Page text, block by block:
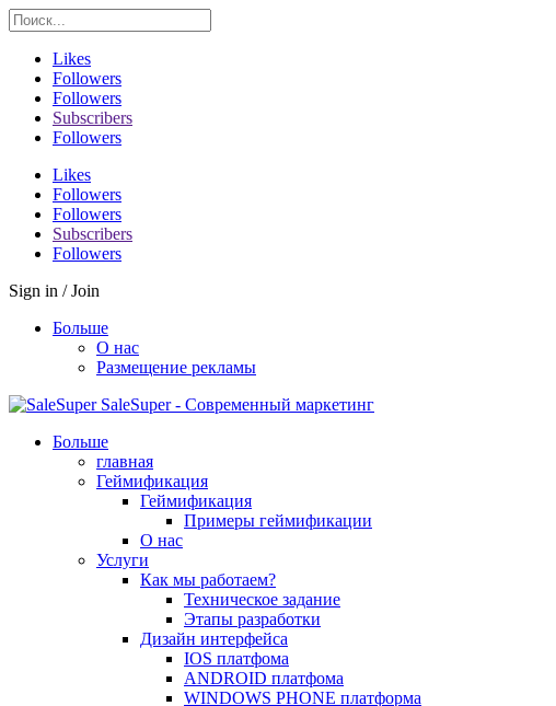
Likes
Followers
Followers
Subscribers
Followers
Likes
Followers
Followers
Subscribers
Followers
Sign in / Join
Больше
О нас
Размещение рекламы
SaleSuper - Современный маркетинг
Больше
главная
Геймификация
Геймификация
Примеры геймификации
О нас
Услуги
Как мы работаем?
Техническое задание
Этапы разработки
Дизайн интерфейса
IOS платфома
ANDROID платфома
WINDOWS PHONE платформа